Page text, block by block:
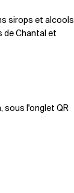
sirops et alcools
de Chantal et
sous l'onglet QR